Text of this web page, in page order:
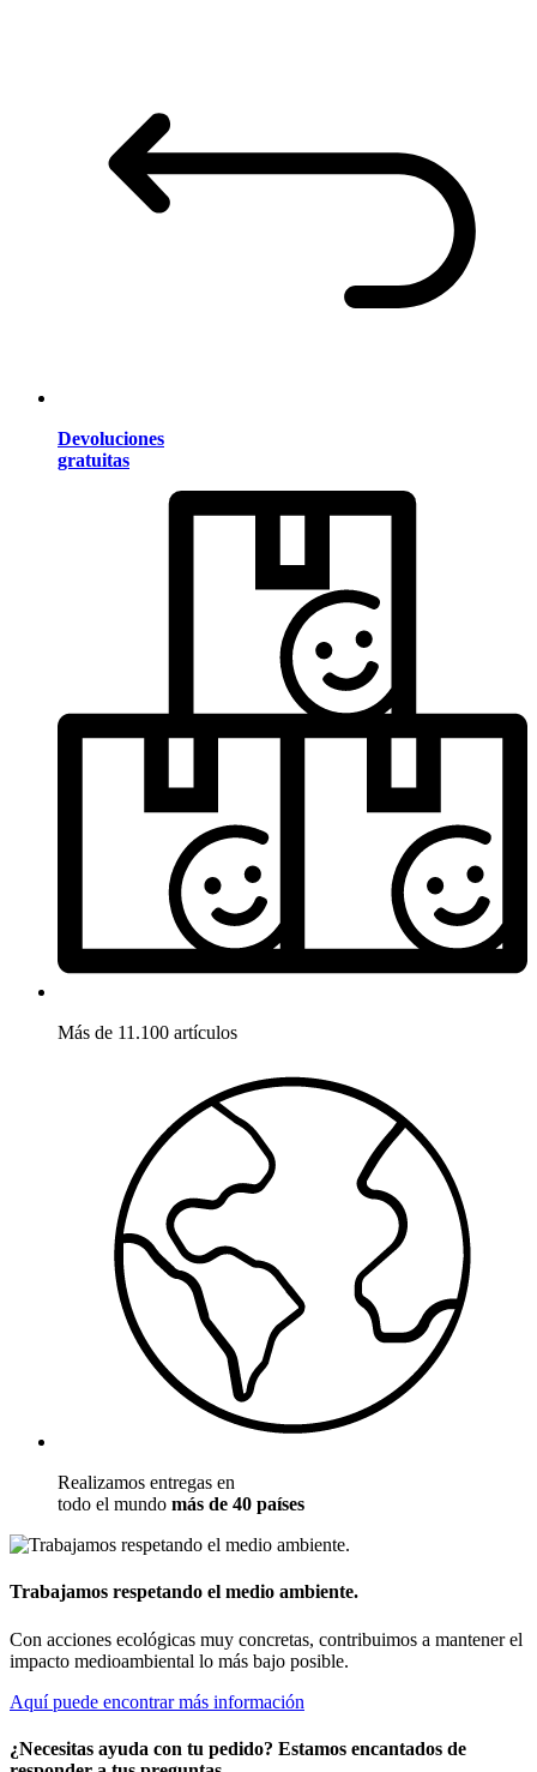
Devoluciones
gratuitas
Más de 11.100 artículos
Realizamos entregas en
todo el mundo más de 40 países
Trabajamos respetando el medio ambiente.
Con acciones ecológicas muy concretas, contribuimos a mantener el
impacto medioambiental lo más bajo posible.
Aquí puede encontrar más información
¿Necesitas ayuda con tu pedido? Estamos encantados de